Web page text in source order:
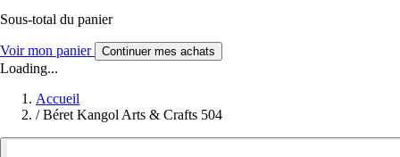
Sous-total du panier
Voir mon panier Continuer mes achats
Loading...
Accueil
/ Béret Kangol Arts & Crafts 504